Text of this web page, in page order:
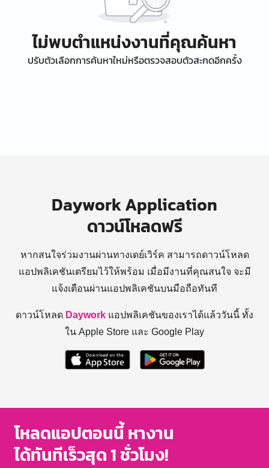
ไม่พบตำแหน่งงานที่คุณค้นหา
ปรับตัวเลือกการค้นหาใหม่หรือตรวจสอบตัวสะกดอีกครั้ง
Daywork Application
ดาวน์โหลดฟรี
หากสนใจร่วมงานผ่านทางเดย์เวิร์ค สามารถดาวน์โหลด
แอปพลิเคชันเตรียมไว้ให้พร้อม เมื่อมีงานที่คุณสนใจ จะมี
แจ้งเตือนผ่านแอปพลิเคชันบนมือถือทันที
ดาวน์โหลด Daywork แอปพลิเคชันของเราได้แล้ววันนี้ ทั้ง
ใน Apple Store และ Google Play
โหลดแอปตอนนี้ หางาน
ได้ทันทีเร็วสุด 1 ชั่วโมง!